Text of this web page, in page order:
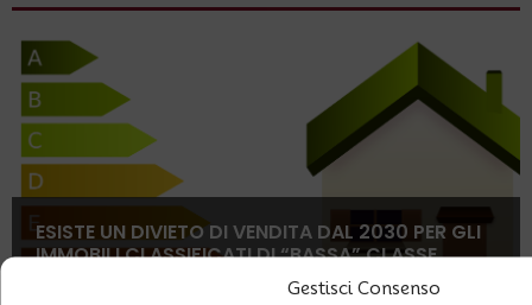
Gestisci Consenso
ESISTE UN DIVIETO DI VENDITA DAL 2030 PER GLI
IMMOBILI CLASSIFICATI DI “BASSA” CLASSE